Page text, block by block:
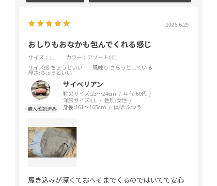
2026.6.29
おしりもおなかも包んでくれる感じ
サイズ：LL
カラー：アソート001
サイズ感:ちょうどいい 肌触り:さらっとしている
厚さ:ちょうどいい
サイベリアン
靴のサイズ:23～24cm 年代:60代
洋服サイズ:LL 性別:女性
身長:161～165cm 体型:ふつう
履き込みが深くておへそまでくるのではいてて安心